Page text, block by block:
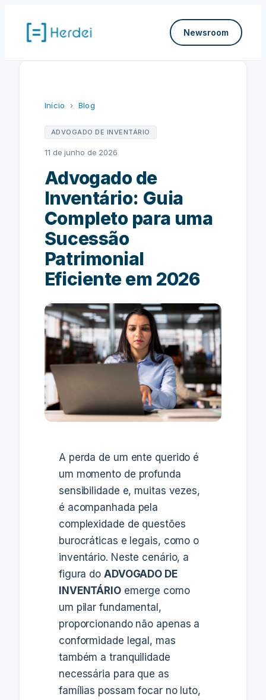
Newsroom
Início › Blog
ADVOGADO DE INVENTÁRIO
11 de junho de 2026
Advogado de
Inventário: Guia
Completo para uma
Sucessão
Patrimonial
Eficiente em 2026
A perda de um ente querido é
um momento de profunda
sensibilidade e, muitas vezes,
é acompanhada pela
complexidade de questões
burocráticas e legais, como o
inventário. Neste cenário, a
figura do ADVOGADO DE
INVENTÁRIOemerge como
um pilar fundamental,
proporcionando não apenas a
conformidade legal, mas
também a tranquilidade
necessária para que as
famílias possam focar no luto,